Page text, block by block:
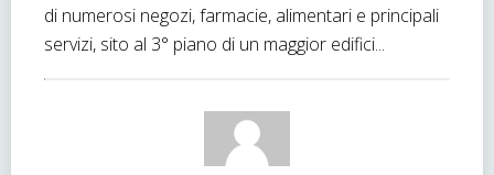
di numerosi negozi, farmacie, alimentari e principali
servizi, sito al 3° piano di un maggior edifici...